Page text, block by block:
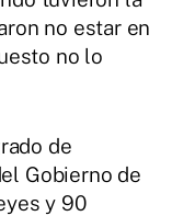
no estar en
no lo
de
Gobierno de
y 90